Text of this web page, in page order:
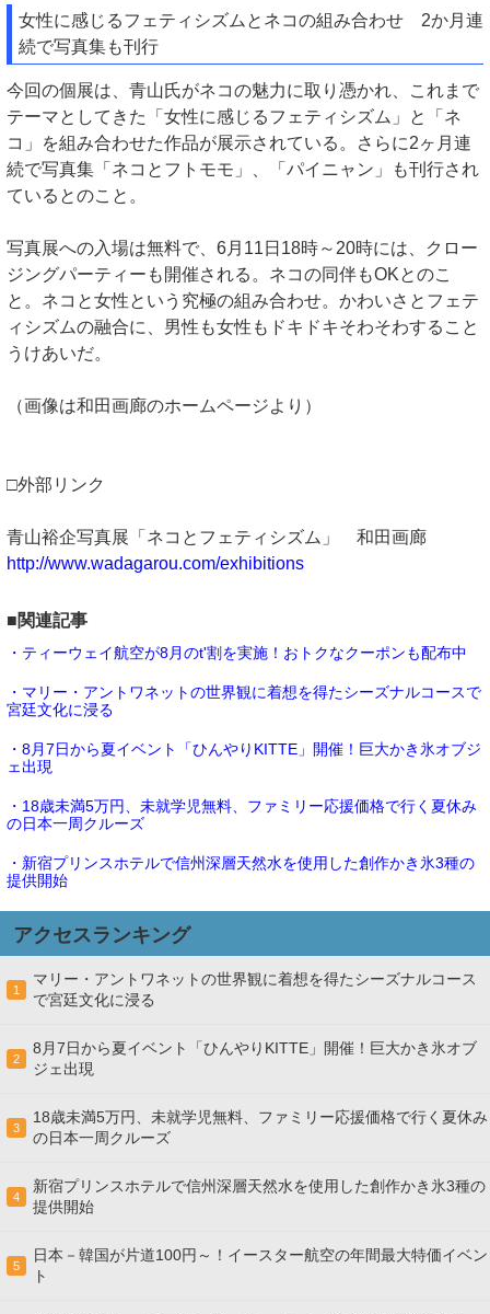
女性に感じるフェティシズムとネコの組み合わせ 2か月連
続で写真集も刊行
今回の個展は、青山氏がネコの魅力に取り憑かれ、これまで
テーマとしてきた「女性に感じるフェティシズム」と「ネ
コ」を組み合わせた作品が展示されている。さらに2ヶ月連
続で写真集「ネコとフトモモ」、「パイニャン」も刊行され
ているとのこと。
写真展への入場は無料で、6月11日18時～20時には、クロー
ジングパーティーも開催される。ネコの同伴もOKとのこ
と。ネコと女性という究極の組み合わせ。かわいさとフェテ
ィシズムの融合に、男性も女性もドキドキそわそわすること
うけあいだ。
（画像は和田画廊のホームページより）
□外部リンク
青山裕企写真展「ネコとフェティシズム」 和田画廊
http://www.wadagarou.com/exhibitions
■関連記事
・ティーウェイ航空が8月のt'割を実施！おトクなクーポンも配布中
・マリー・アントワネットの世界観に着想を得たシーズナルコースで
宮廷文化に浸る
・8月7日から夏イベント「ひんやりKITTE」開催！巨大かき氷オブジ
ェ出現
・18歳未満5万円、未就学児無料、ファミリー応援価格で行く夏休み
の日本一周クルーズ
・新宿プリンスホテルで信州深層天然水を使用した創作かき氷3種の
提供開始
アクセスランキング
1
マリー・アントワネットの世界観に着想を得たシーズナルコース
で宮廷文化に浸る
2
8月7日から夏イベント「ひんやりKITTE」開催！巨大かき氷オブ
ジェ出現
3
18歳未満5万円、未就学児無料、ファミリー応援価格で行く夏休み
の日本一周クルーズ
4
新宿プリンスホテルで信州深層天然水を使用した創作かき氷3種の
提供開始
5
日本－韓国が片道100円～！イースター航空の年間最大特価イベン
ト